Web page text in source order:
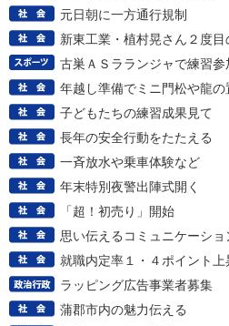
元日朝に一方通行規制
新東工業・植村晃さん２度目
古巣ＡＳラランジャで練習参
年越し準備でミニ門松や龍の
子どもたちの練習成果見て
長年の安全行動をたたえる
一斉放水や乗車体験など
年末特別夜警出陣式開く
「超！初売り」開始
思い伝えるコミュニケーショ
就職内定率１・４ポイント上
ラッピング広告事業者募集
蒲郡市内の魅力伝える